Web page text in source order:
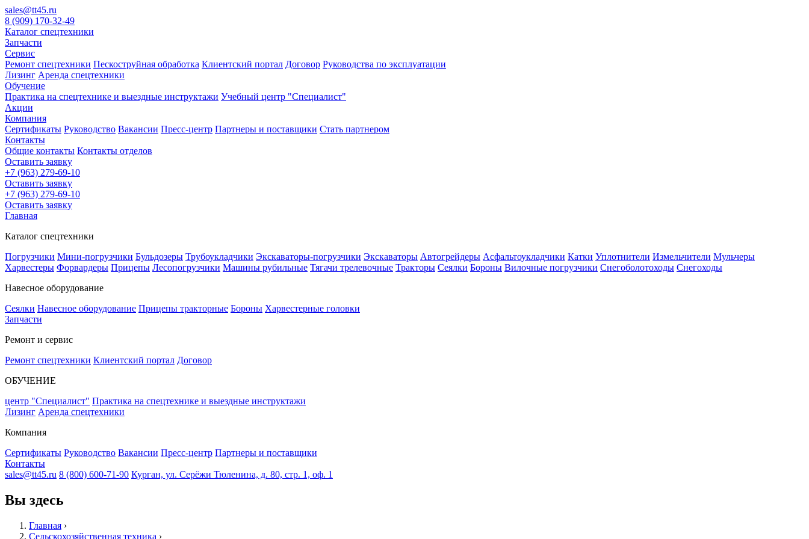
sales@tt45.ru
8 (909) 170-32-49
Каталог спецтехники
Запчасти
Сервис
Ремонт спецтехники Пескоструйная обработка Клиентский портал Договор Руководства по эксплуатации
Лизинг Аренда спецтехники
Обучение
Практика на спецтехнике и выездные инструктажи Учебный центр "Специалист"
Акции
Компания
Сертификаты Руководство Вакансии Пресс-центр Партнеры и поставщики Стать партнером
Контакты
Общие контакты Контакты отделов
Оставить заявку
+7 (963) 279-69-10
Оставить заявку
+7 (963) 279-69-10
Оставить заявку
Главная
Каталог спецтехники
Погрузчики Мини-погрузчики Бульдозеры Трубоукладчики Экскаваторы-погрузчики Экскаваторы Автогрейдеры Асфальтоукладчики Катки Уплотнители Измельчители Мульчеры
Харвестеры Форвардеры Прицепы Лесопогрузчики Машины рубильные Тягачи трелевочные Тракторы Сеялки Бороны Вилочные погрузчики Снегоболотоходы Снегоходы
Навесное оборудование
Сеялки Навесное оборудование Прицепы тракторные Бороны Харвестерные головки
Запчасти
Ремонт и сервис
Ремонт спецтехники Клиентский портал Договор
ОБУЧЕНИЕ
центр "Специалист" Практика на спецтехнике и выездные инструктажи
Лизинг Аренда спецтехники
Компания
Сертификаты Руководство Вакансии Пресс-центр Партнеры и поставщики
Контакты
sales@tt45.ru 8 (800) 600-71-90 Курган, ул. Серёжи Тюленина, д. 80, стр. 1, оф. 1
Вы здесь
Главная ›
Сельскохозяйственная техника ›